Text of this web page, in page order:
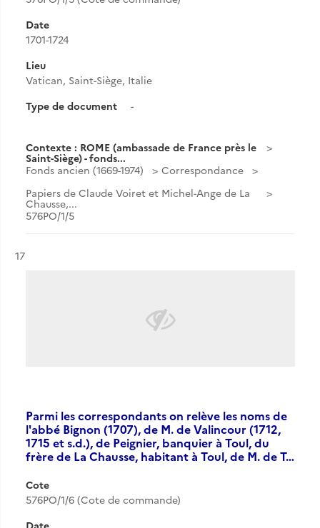
Date
1701-1724
Lieu
Vatican, Saint-Siège, Italie
Type de document
-
Contexte : ROME (ambassade de France près le
Saint-Siège) - fonds...
Fonds ancien (1669-1974)
Correspondance
Papiers de Claude Voiret et Michel-Ange de La
Chausse,...
576PO/1/5
Résultat n°
17
Parmi les correspondants on relève les noms de
l'abbé Bignon (1707), de M. de Valincour (1712,
1715 et s.d.), de Peignier, banquier à Toul, du
frère de La Chausse, habitant à Toul, de M. de T…
Cote
576PO/1/6 (Cote de commande)
Date